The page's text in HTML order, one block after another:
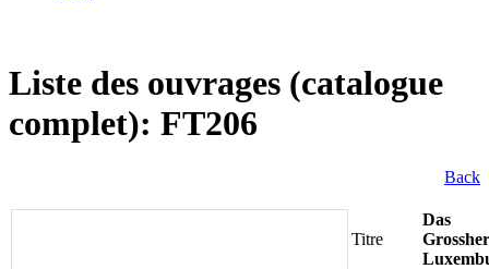
Liste des ouvrages (catalogue
complet): FT206
Back
Titre
Das